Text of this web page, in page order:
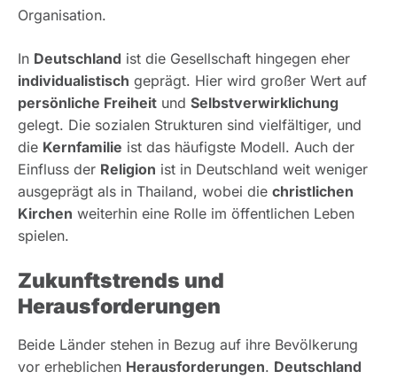
Organisation.
In Deutschland ist die Gesellschaft hingegen eher
individualistisch geprägt. Hier wird großer Wert auf
persönliche Freiheit und Selbstverwirklichung
gelegt. Die sozialen Strukturen sind vielfältiger, und
die Kernfamilie ist das häufigste Modell. Auch der
Einfluss der Religion ist in Deutschland weit weniger
ausgeprägt als in Thailand, wobei die christlichen
Kirchen weiterhin eine Rolle im öffentlichen Leben
spielen.
Zukunftstrends und
Herausforderungen
Beide Länder stehen in Bezug auf ihre Bevölkerung
vor erheblichen Herausforderungen. Deutschland